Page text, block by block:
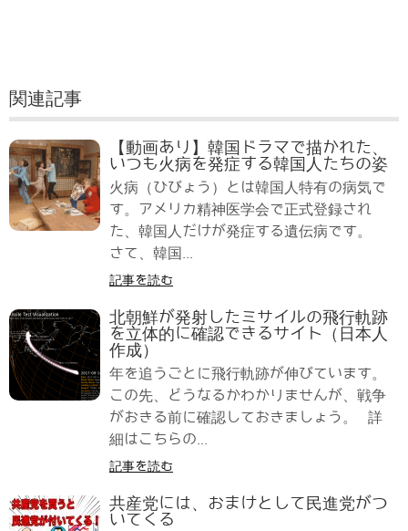
関連記事
【動画あり】韓国ドラマで描かれた、
いつも火病を発症する韓国人たちの姿
火病（ひびょう）とは韓国人特有の病気で
す。アメリカ精神医学会で正式登録され
た、韓国人だけが発症する遺伝病です。
さて、韓国...
記事を読む
北朝鮮が発射したミサイルの飛行軌跡
を立体的に確認できるサイト（日本人
作成）
年を追うごとに飛行軌跡が伸びています。
この先、どうなるかわかりませんが、戦争
がおきる前に確認しておきましょう。 詳
細はこちらの...
記事を読む
共産党には、おまけとして民進党がつ
いてくる